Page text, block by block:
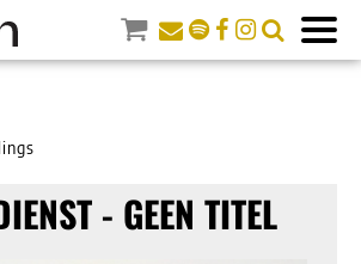
- GEEN TITEL